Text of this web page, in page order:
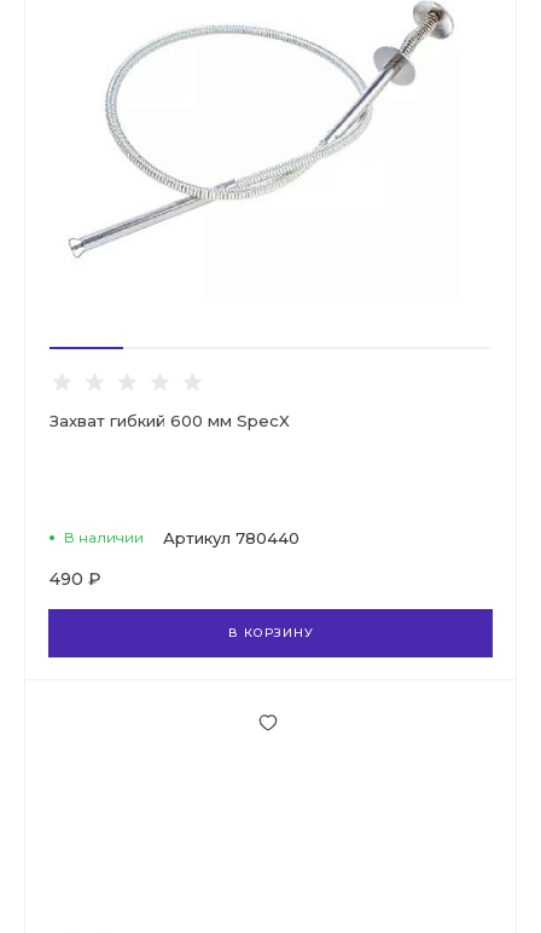
Захват гибкий 600 мм SpecX
В наличии Артикул 780440
490 ₽
В КОРЗИНУ